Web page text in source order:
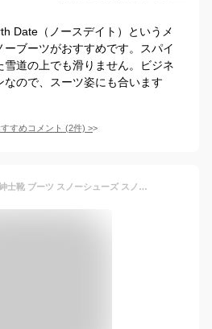
Date（ノースデイト）というメ
ブーツがおすすめです。スパイ
雪道の上でも滑りません。ビジネ
なので、スーツ姿にも合います
すめコメント (2件) >
ノースデイト メンズ 紳士靴 ブーツ スノーシューズ スノーブーツ ビジネスシューズ 防滑 鉄ピン ピンスパイク スチールピン 雪道対応 防水 合皮 4E ノースデート North Date 4E ND552 BH552 FKS3552 あす楽対応_北海道 BOS